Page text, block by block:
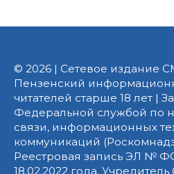
© 2026 | Сетевое издание
Пензенский
читателей старше 18 лет |
Федеральной службой по
связи, информационных
коммуникаций
Реестровая запись ЭЛ №
18.02.2022 года.